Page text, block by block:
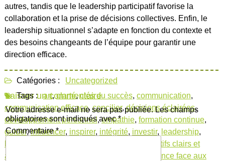
autres, tandis que le leadership participatif favorise la
collaboration et la prise de décisions collectives. Enfin, le
leadership situationnel s’adapte en fonction du contexte et
des besoins changeants de l’équipe pour garantir une
direction efficace.
Catégories :
Uncategorized
Tags : art,clarté,clés du succès, communication,
communication efficace,concilier,décisions éclairées,
développement personnel,empathie, formation continue,
guider,influencer, inspirer, intégrité, investir, leadership,
objectifs clairs et
atteignables
résilience face aux
Laisser un commentaire
Votre adresse e-mail ne sera pas publiée. Les champs
obligatoires sont indiqués avec*
Commentaire*